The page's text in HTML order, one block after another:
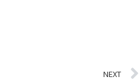
NEXT